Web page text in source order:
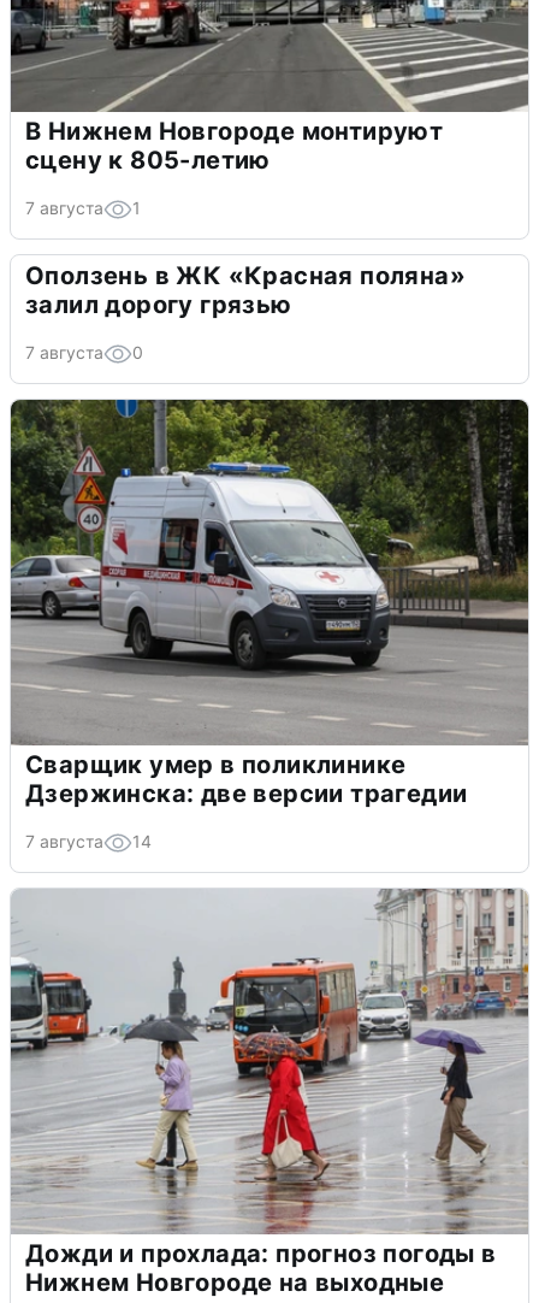
В Нижнем Новгороде монтируют
сцену к 805-летию
7 августа 1
Оползень в ЖК «Красная поляна»
залил дорогу грязью
7 августа 0
Сварщик умер в поликлинике
Дзержинска: две версии трагедии
7 августа 14
Дожди и прохлада: прогноз погоды в
Нижнем Новгороде на выходные